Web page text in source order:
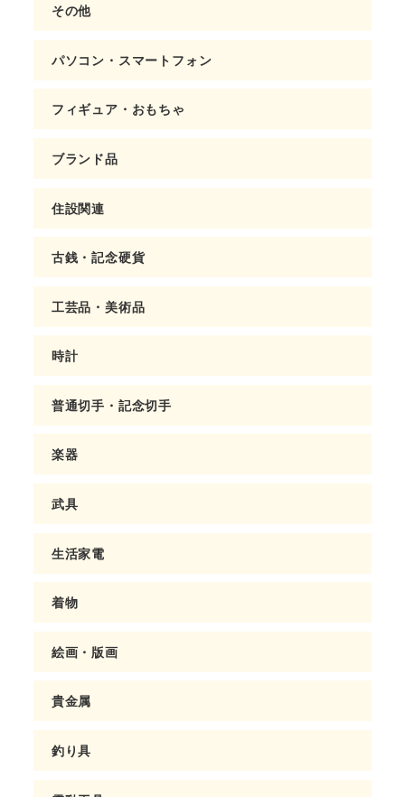
その他
パソコン・スマートフォン
フィギュア・おもちゃ
ブランド品
住設関連
古銭・記念硬貨
工芸品・美術品
時計
普通切手・記念切手
楽器
武具
生活家電
着物
絵画・版画
貴金属
釣り具